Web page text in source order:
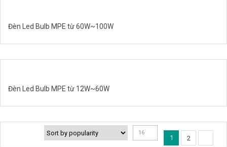
Đèn Led Bulb MPE từ 60W~100W
Đèn Led Bulb MPE từ 12W~60W
16
1 2